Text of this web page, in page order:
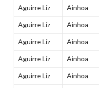
Aguirre Liz Ainhoa
Aguirre Liz Ainhoa
Aguirre Liz Ainhoa
Aguirre Liz Ainhoa
Aguirre Liz Ainhoa